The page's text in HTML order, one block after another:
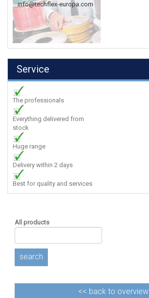
info@techflex-europa.com
Service
The professionals
Everything delivered from
stock
Huge range
Delivery within 2 days
Best for quality and services
All products
search
<< back to overview